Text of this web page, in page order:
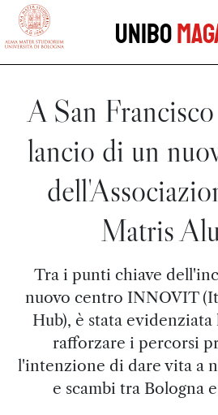
vai al contenuto della pagina
Unibo
A San
lancio di un
Matris
Tra i punti chiave
nuovo centro INNOVIT
Hub), è stata
rafforzare i percorsi
l'intenzione di dare vita a
e scambi tra Bologna